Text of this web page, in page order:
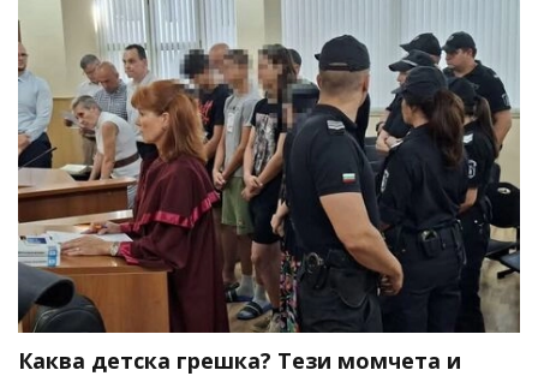
Каква детска грешка? Тези момчета и